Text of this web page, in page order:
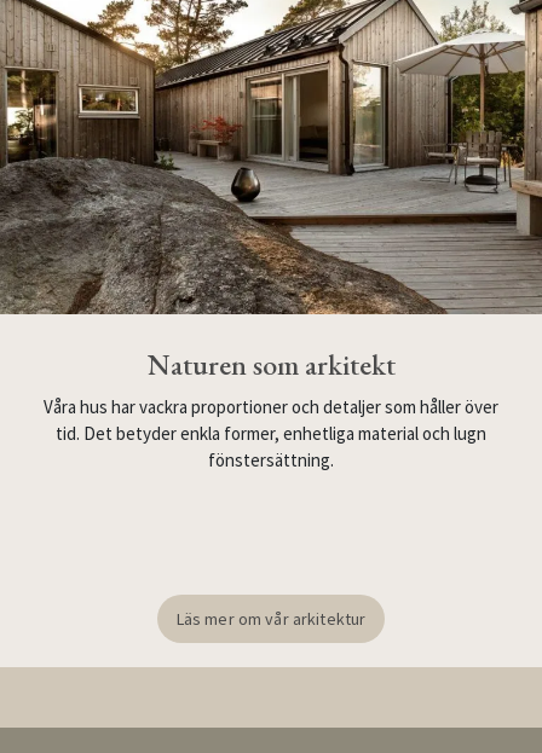
Naturen som arkitekt
Våra hus har vackra proportioner och detaljer som håller över
tid. Det betyder enkla former, enhetliga material och lugn
fönstersättning.
Läs mer om vår arkitektur